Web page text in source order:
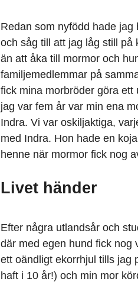
Redan som nyfödd hade
och såg till att jag låg still på
än att åka till mormor och
familjemedlemmar på
fick mina morbröder göra
jag var fem år var min ena
Indra. Vi var oskiljaktiga,
med Indra. Hon hade en
henne när mormor fick nog
Livet händer
Efter några utlandsår och
där med egen hund fick nog
ett oändligt ekorrhjul tills jag
haft i 10 år!) och min mor